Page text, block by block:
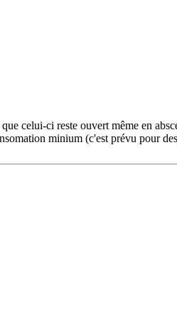
celui-ci reste ouvert même en
minium (c'est prévu pour